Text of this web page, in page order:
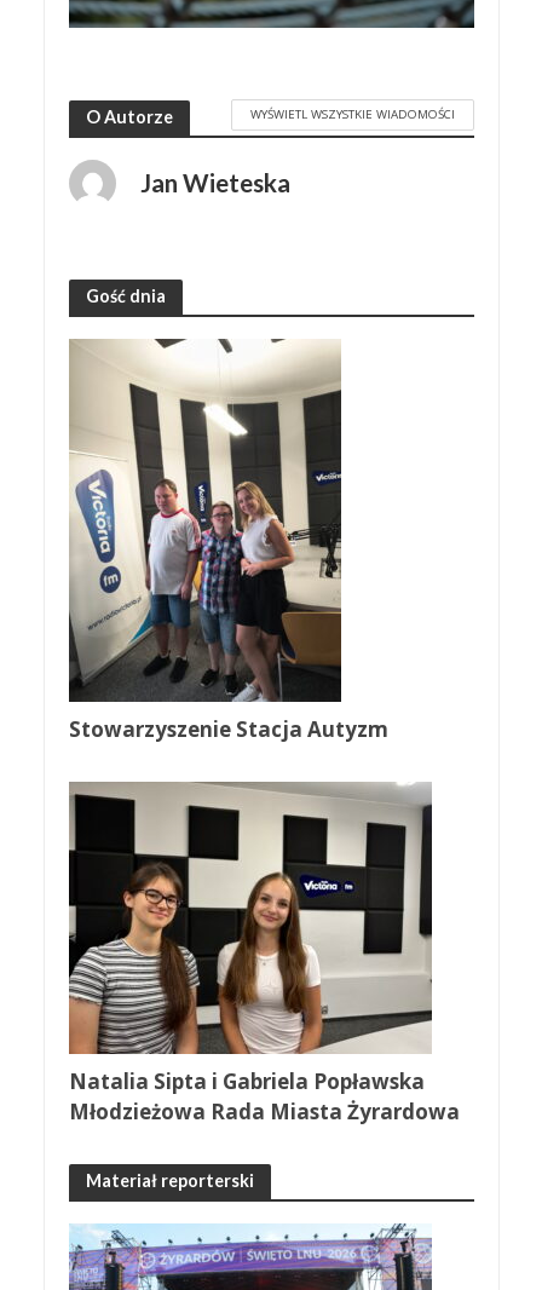
O Autorze WYŚWIETL WSZYSTKIE WIADOMOŚCI
Jan Wieteska
Gość dnia
Stowarzyszenie Stacja Autyzm
Natalia Sipta i Gabriela Popławska
Młodzieżowa Rada Miasta Żyrardowa
Materiał reporterski